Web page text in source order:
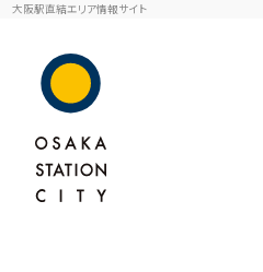
大阪駅直結エリア情報サイト